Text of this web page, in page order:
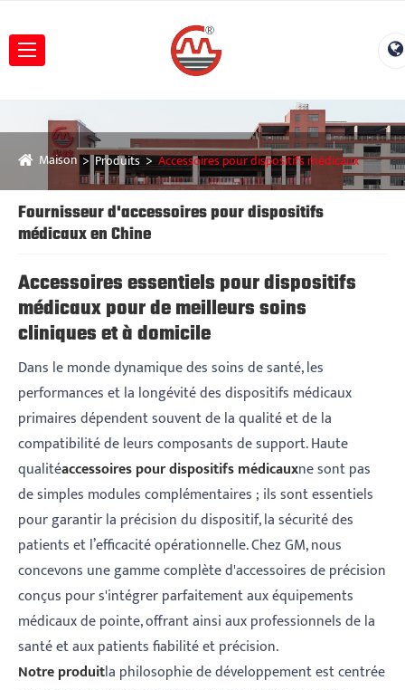
Maison Produits Accessoires pour dispositifs médicaux
Fournisseur d'accessoires pour dispositifs
médicaux en Chine
Accessoires essentiels pour dispositifs
médicaux pour de meilleurs soins
cliniques et à domicile
Dans le monde dynamique des soins de santé, les
performances et la longévité des dispositifs médicaux
primaires dépendent souvent de la qualité et de la
compatibilité de leurs composants de support. Haute
qualitéaccessoires pour dispositifs médicauxne sont pas
de simples modules complémentaires ; ils sont essentiels
pour garantir la précision du dispositif, la sécurité des
patients et l’efficacité opérationnelle. Chez GM, nous
concevons une gamme complète d'accessoires de précision
conçus pour s'intégrer parfaitement aux équipements
médicaux de pointe, offrant ainsi aux professionnels de la
santé et aux patients fiabilité et précision.
Notre produitla philosophie de développement est centrée